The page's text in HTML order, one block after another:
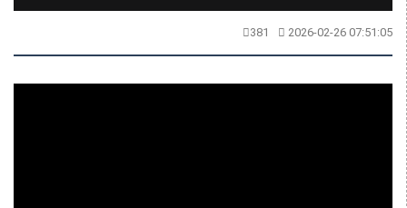
381 2026-02-26 07:51:05